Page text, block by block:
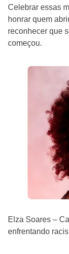
Celebrar essas
honrar quem
reconhecer que
começou.
Elza Soares –
enfrentando